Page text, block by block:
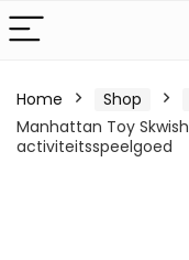
Home Shop
Manhattan Toy
activiteitsspeelgoed